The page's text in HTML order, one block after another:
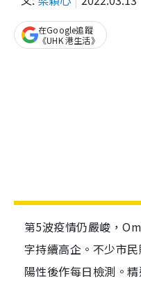
在Google追蹤
《UHK 港生活》
第5波疫情仍嚴峻，
字持續高企。不少市
陽性後作每日檢測。